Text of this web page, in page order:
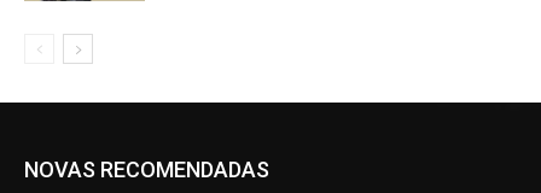
NOVAS RECOMENDADAS